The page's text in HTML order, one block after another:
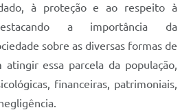
à proteção e ao respeito à
a importância da
sobre as diversas formas de
essa parcela da população,
financeiras, patrimoniais,